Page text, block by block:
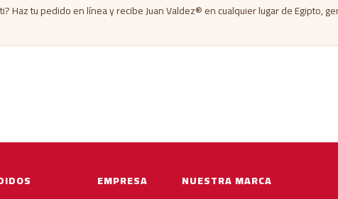
Haz tu pedido en línea y recibe Juan Valdez® en cualquier lugar de Egipto,
EMPRESA NUESTRA MARCA